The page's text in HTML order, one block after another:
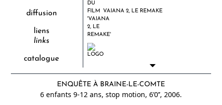
diffusion
liens
links
catalogue
VAIANA 2, LE REMAKE
ENQUÊTE À BRAINE-LE-COMTE
6 enfants 9-12 ans, stop motion, 6’0’’, 2006.